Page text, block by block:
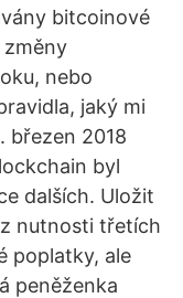
bitcoinové
nebo
jaký mi
březen 2018
byl
dalších. Uložit
nutnosti třetích
poplatky, ale​
peněženka